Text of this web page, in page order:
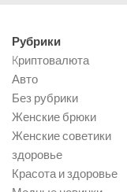
Рубрики
Kриптовалюта
Авто
Без рубрики
Женские брюки
Женские советики
здоровье
Красота и здоровье